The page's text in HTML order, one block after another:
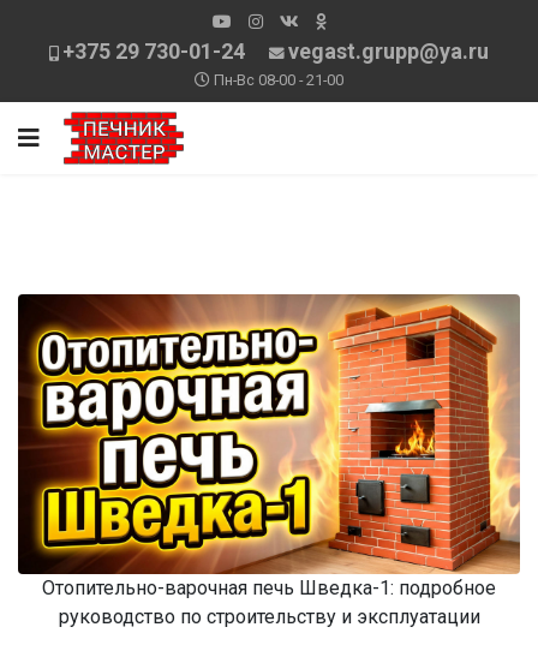
+375 29 730-01-24 vegast.grupp@ya.ru
Пн-Вс 08-00 - 21-00
Отопительно-варочная печь Шведка-1: подробное
руководство по строительству и эксплуатации